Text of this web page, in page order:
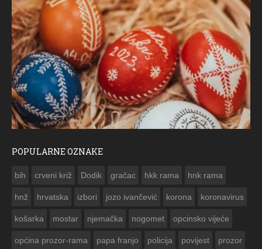
POPULARNE OZNAKE
bih crveni križ Dodik gračac hkk rama hnk rama
hnž hrvatska izbori jozo ivančević korona koronavirus
košarka mostar njemačka nogomet opcinsko vijeće
općina prozor-rama papa franjo policija povijest prozor